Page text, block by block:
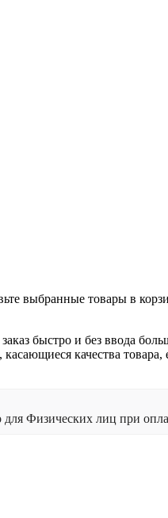
выбранные товары в
быстро и без ввода
качества
для Физических лиц при